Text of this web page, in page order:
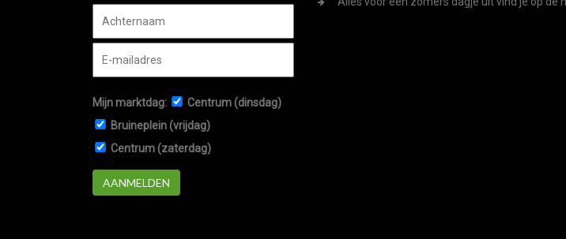
Mijn marktdag:
Centrum (dinsdag)
Bruineplein (vrijdag)
Centrum (zaterdag)
AANMELDEN